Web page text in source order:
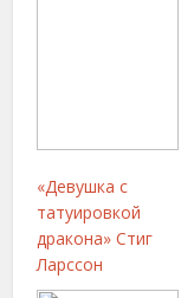
«Девушка с
татуировкой
дракона» Стиг
Ларссон